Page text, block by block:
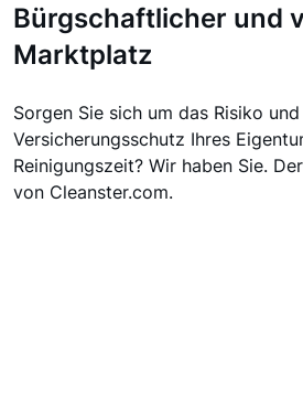
Bürgschaftlicher und
Marktplatz
Sorgen Sie sich um das Risiko
Versicherungsschutz Ihres
Reinigungszeit? Wir haben Sie.
von Cleanster.com.